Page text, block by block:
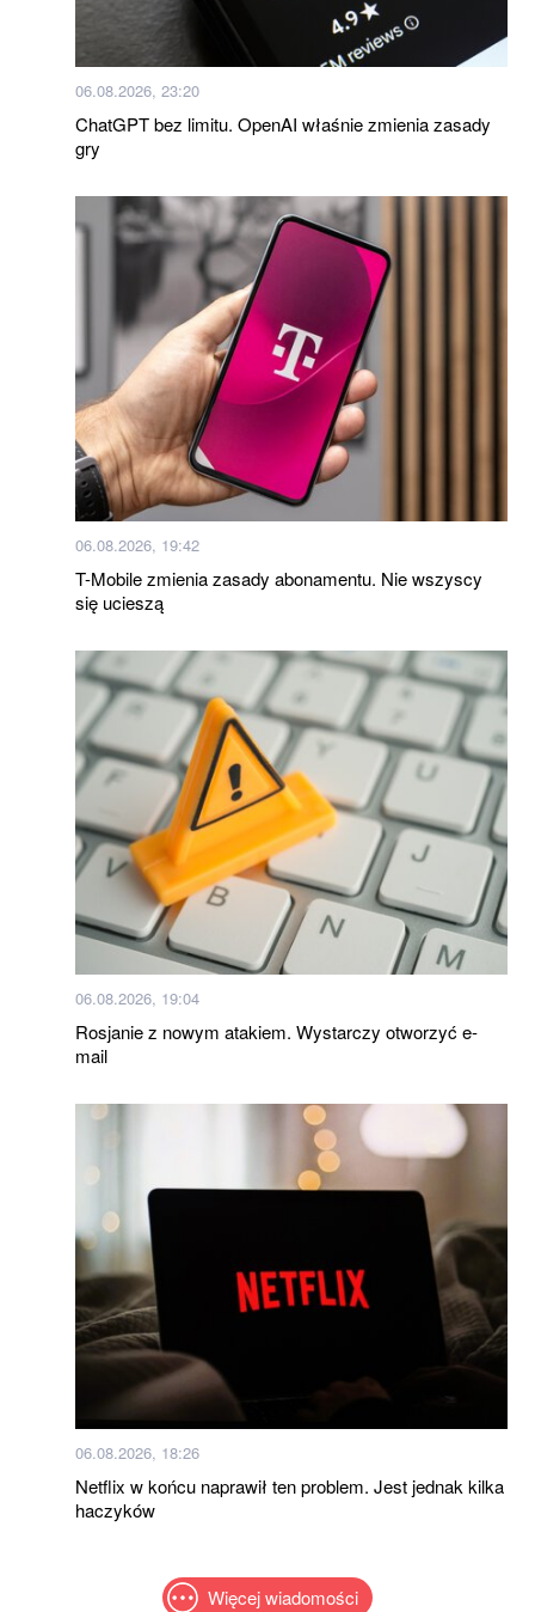
06.08.2026, 23:20
ChatGPT bez limitu. OpenAI właśnie zmienia zasady
gry
06.08.2026, 19:42
T-Mobile zmienia zasady abonamentu. Nie wszyscy
się ucieszą
06.08.2026, 19:04
Rosjanie z nowym atakiem. Wystarczy otworzyć e-
mail
06.08.2026, 18:26
Netflix w końcu naprawił ten problem. Jest jednak kilka
haczyków
Więcej wiadomości